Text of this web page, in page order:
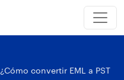
¿Cómo convertir EML a PST